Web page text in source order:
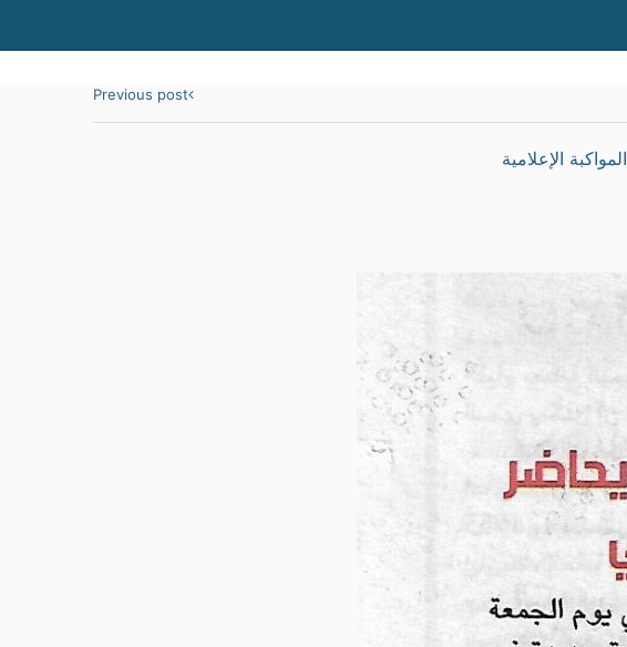
Previous post
المواكبة الإعلامية